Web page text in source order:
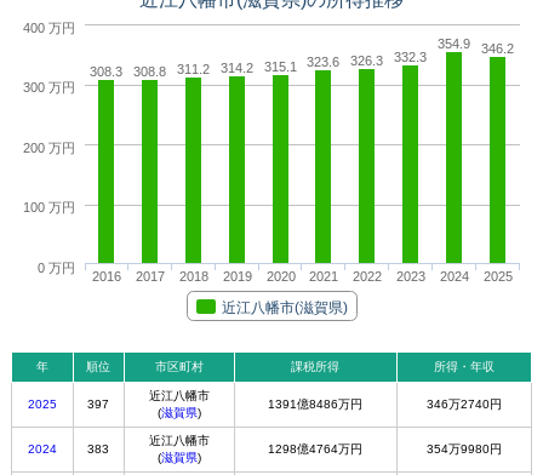
308.3 308.8 311.2 314.2 315.1 323.6 326.3 332.3
354.9 346.2
近江八幡市(滋賀県)
2016 2017 2018 2019 2020 2021 2022 2023 2024 2025
0 万円
100 万円
200 万円
300 万円
400 万円
年 順位 市区町村 課税所得 所得・年収
2025 397
近江八幡市
(滋賀県)
1391億8486万円 346万2740円
2024 383
近江八幡市
(滋賀県)
1298億4764万円 354万9980円